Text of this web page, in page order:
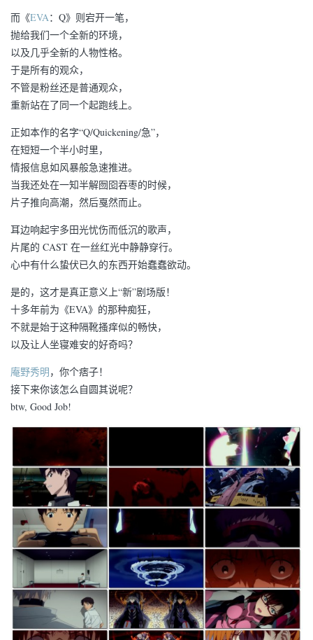
而《EVA：Q》则宕开一笔，
抛给我们一个全新的环境，
以及几乎全新的人物性格。
于是所有的观众，
不管是粉丝还是普通观众，
重新站在了同一个起跑线上。
正如本作的名字“Q/Quickening/急”，
在短短一个半小时里，
情报信息如风暴般急速推进。
当我还处在一知半解囫囵吞枣的时候，
片子推向高潮，然后戛然而止。
耳边响起宇多田光忧伤而低沉的歌声，
片尾的 CAST 在一丝红光中静静穿行。
心中有什么蛰伏已久的东西开始蠢蠢欲动。
是的，这才是真正意义上“新”剧场版！
十多年前为《EVA》的那种痴狂，
不就是始于这种隔靴搔痒似的畅快，
以及让人坐寝难安的好奇吗？
庵野秀明，你个痞子！
接下来你该怎么自圆其说呢？
btw, Good Job!